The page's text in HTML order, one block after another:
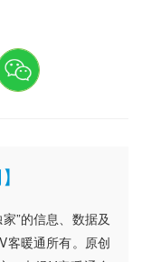
”的信息、数据及
客暖通所有。原创